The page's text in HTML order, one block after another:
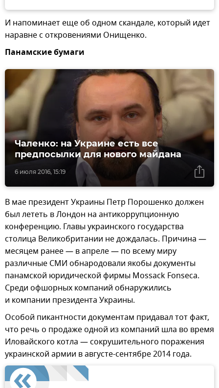
И напоминает еще об одном скандале, который идет
наравне с откровениями Онищенко.
Панамские бумаги
6 июля 2016, 15:19
Чаленко: на Украине есть все
предпосылки для нового майдана
В мае президент Украины Петр Порошенко должен
был лететь в Лондон на антикоррупционную
конференцию. Главы украинского государства
столица Великобритании не дождалась. Причина —
месяцем ранее — в апреле — по всему миру
различные СМИ обнародовали якобы документы
панамской юридической фирмы Mossack Fonseca.
Среди офшорных компаний обнаружились
и компании президента Украины.
Особой пикантности документам придавал тот факт,
что речь о продаже одной из компаний шла во время
Иловайского котла — сокрушительного поражения
украинской армии в августе-сентябре 2014 года.